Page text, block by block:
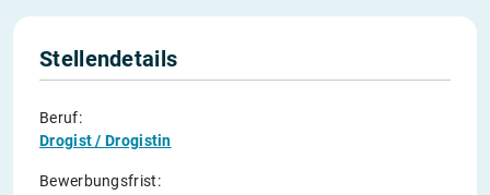
Stellendetails
Beruf:
Drogist / Drogistin
Bewerbungsfrist: